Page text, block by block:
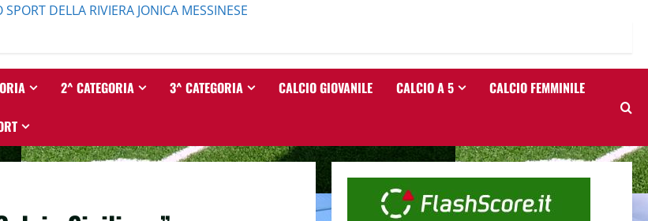
SPORT DELLA RIVIERA JONICA MESSINESE
2^ CATEGORIA 3^ CATEGORIA CALCIO GIOVANILE CALCIO A 5 CALCIO FEMMINILE